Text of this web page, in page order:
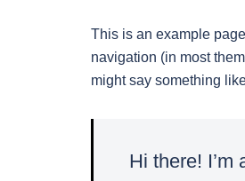
This is an example
navigation (in most
might say something
Hi there!